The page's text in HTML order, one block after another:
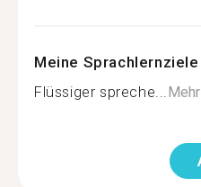
Meine Sprachlernziele
Flüssiger spreche...